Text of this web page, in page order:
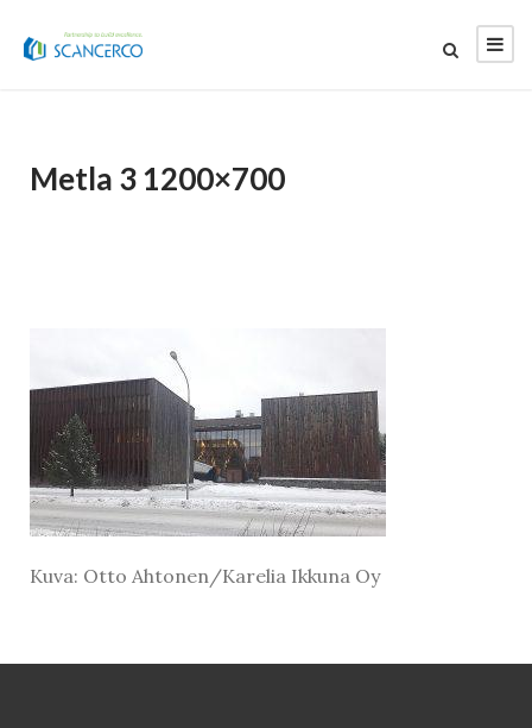
Metla 3 1200×700
Kuva: Otto Ahtonen/Karelia Ikkuna Oy